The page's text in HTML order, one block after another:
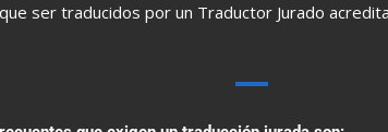
ser traducidos por un Traductor Jurado